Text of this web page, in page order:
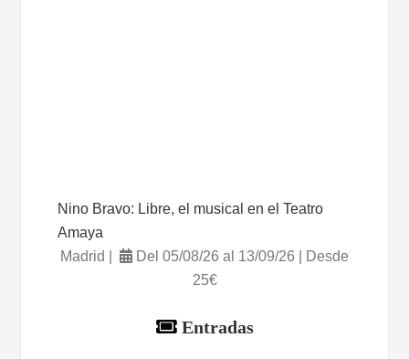
Nino Bravo: Libre, el musical en el Teatro
Amaya
Madrid |
Del 05/08/26 al 13/09/26 | Desde
25€
Entradas